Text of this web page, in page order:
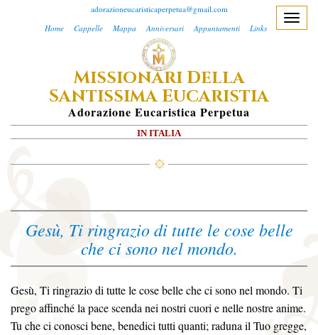
adorazioneucaristicaperpetua@gmail.com
Home
Cappelle Mappa Anniversari Appuntamenti Links
MISSIONARI DELLA
SANTISSIMA EUCARISTIA
ADorazione EUcaristica PErpetua
IN ITALIA
T
n
v
a
t
o
n
Gesù, Ti ringrazio di tutte le cose belle
che ci sono nel mondo.
Gesù, Ti ringrazio di tutte le cose belle che ci sono nel mondo. Ti
prego affinché la pace scenda nei nostri cuori e nelle nostre anime.
Tu che ci conosci bene, benedici tutti quanti; raduna il Tuo gregge,